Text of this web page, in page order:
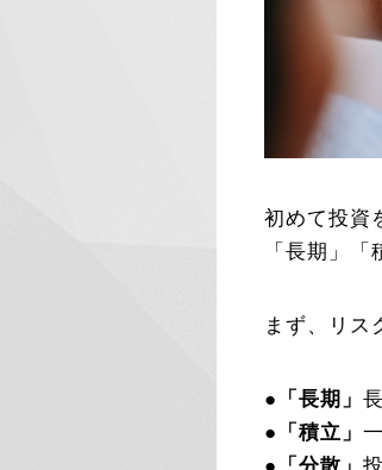
初めて投資
「長期」
まず、リス
● 「長期」
●
「積立」